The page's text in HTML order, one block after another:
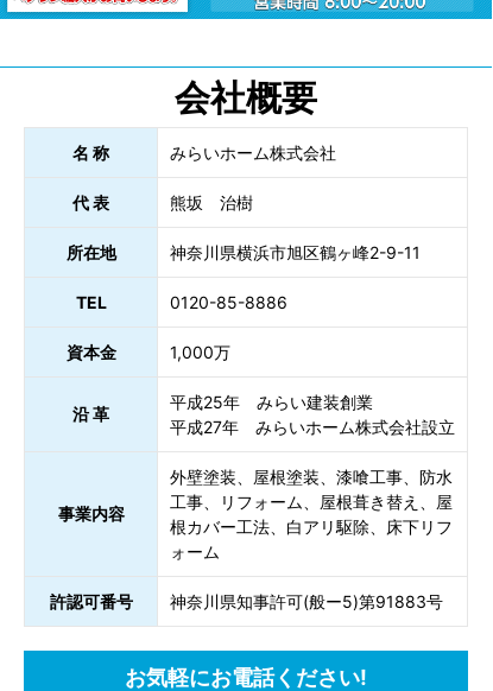
会社概要
名 称 みらいホーム株式会社
代 表 熊坂 治樹
所在地 神奈川県横浜市旭区鶴ヶ峰2-9-11
TEL 0120-85-8886
資本金 1,000万
沿 革
平成25年 みらい建装創業
平成27年 みらいホーム株式会社設立
事業内容
外壁塗装、屋根塗装、漆喰工事、防水
工事、リフォーム、屋根葺き替え、屋
根カバー工法、白アリ駆除、床下リフ
ォーム
許認可番号 神奈川県知事許可(般ー5)第91883号
お気軽にお電話ください!